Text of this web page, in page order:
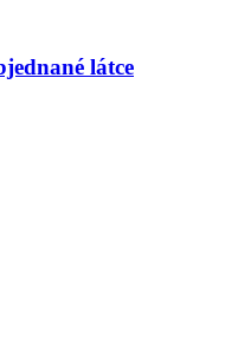
látce